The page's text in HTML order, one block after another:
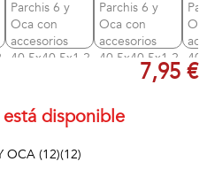
7,95 €
disponible
OCA (12)(12)